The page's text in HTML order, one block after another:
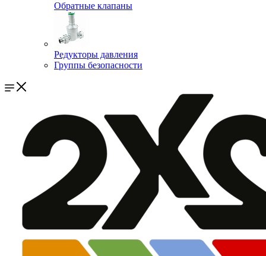
Обратные клапаны
Редукторы давления
Группы безопасности